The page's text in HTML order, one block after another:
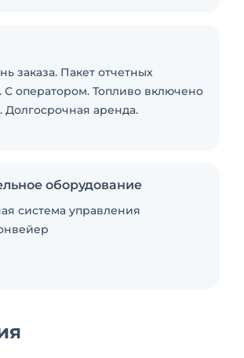
заказа. Пакет отчетных
С оператором. Топливо включено
Долгосрочная аренда.
оборудование
система управления